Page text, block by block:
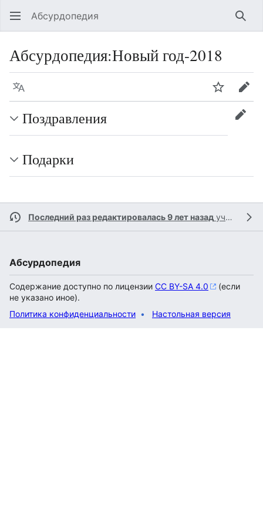
Абсурдопедия
Абсурдопедия:Новый год-2018
Язык
Поздравления
Подарки
Последний раз редактировалась 9 лет назад участником
Абсурдопедия
Содержание доступно по лицензии CC BY-SA 4.0
(если
не указано иное).
Политика конфиденциальности
Настольная версия